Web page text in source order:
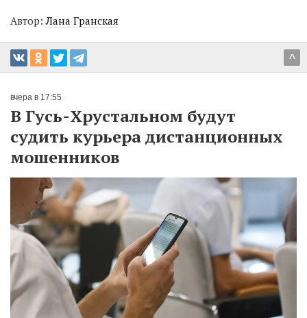
Автор:Лана Гранская
^
вчера в 17:55
В Гусь-Хрустальном будут
судить курьера дистанционных
мошенников